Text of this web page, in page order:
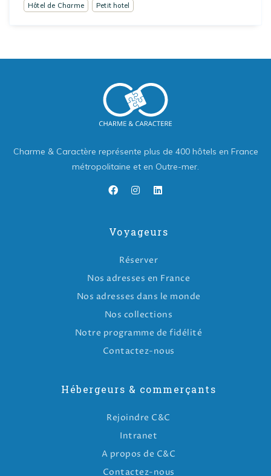
Hôtel de Charme
Petit hotel
Charme & Caractère représente plus de 400 hôtels en France
métropolitaine et en Outre-mer.
Voyageurs
Réserver
Nos adresses en France
Nos adresses dans le monde
Nos collections
Notre programme de fidélité
Contactez-nous
Hébergeurs & commerçants
Rejoindre C&C
Intranet
A propos de C&C
Contactez-nous